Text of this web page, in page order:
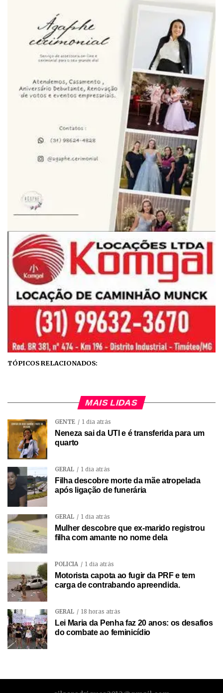
TÓPICOS RELACIONADOS:
MAIS LIDAS
GENTE 1 dia atrás
Neneza sai da UTI e é transferida para um
quarto
GERAL 1 dia atrás
Filha descobre morte da mãe atropelada
após ligação de funerária
GERAL 1 dia atrás
Mulher descobre que ex-marido registrou
filha com amante no nome dela
POLÍCIA 1 dia atrás
Motorista capota ao fugir da PRF e tem
carga de contrabando apreendida.
GERAL 18 horas atrás
Lei Maria da Penha faz 20 anos: os desafios
do combate ao feminicídio